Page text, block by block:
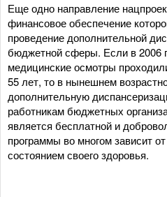
Еще одно направление
финансовое обеспечение
проведение дополнительной
бюджетной сферы. Если в 2006
медицинские осмотры
55 лет, то в нынешнем
дополнительную
работникам бюджетных
является бесплатной и
программы во многом зависит
состоянием своего здоровья.